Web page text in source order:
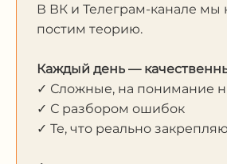
В ВК и Телеграм-канале мы
постим теорию.
Каждый день —
✓ Сложные, на понимание
✓ С разбором ошибок
✓ Те, что реально